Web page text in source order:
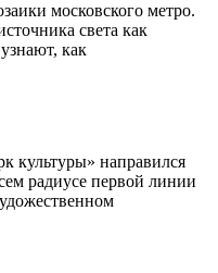
московского метро.
света как
как
культуры» направился
радиусе первой линии